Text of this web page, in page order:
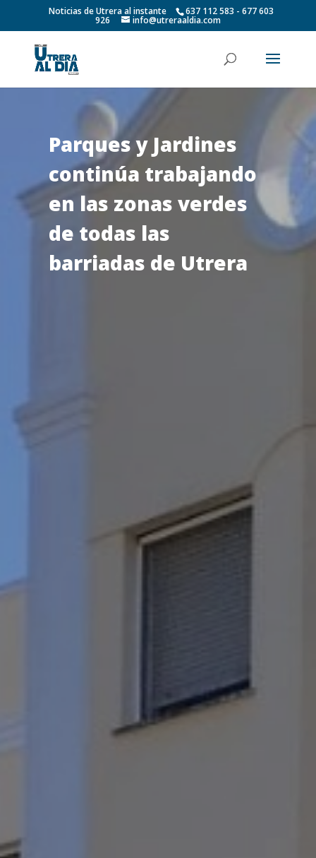
Noticias de Utrera al instante 637 112 583 - 677 603
926 info@utreraaldia.com
Parques y Jardines
continúa trabajando
en las zonas verdes
de todas las
barriadas de Utrera